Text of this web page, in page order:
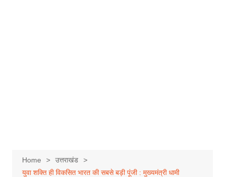
Home
उत्तराखंड
युवा शक्ति ही विकसित भारत की सबसे बड़ी पूंजी : मुख्यमंत्री धामी